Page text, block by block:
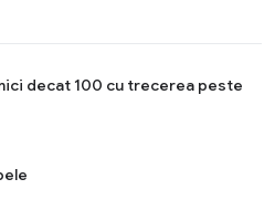
decat 100 cu trecerea peste